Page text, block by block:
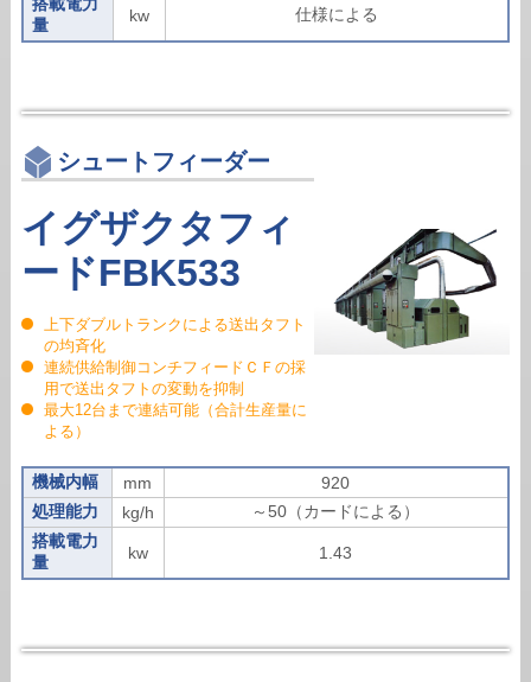
量
kw 仕様による
シュートフィーダー
イグザクタフィ
ードFBK533
上下ダブルトランクによる送出タフト
の均斉化
連続供給制御コンチフィードＣＦの採
用で送出タフトの変動を抑制
最大12台まで連結可能（合計生産量に
よる）
機械内幅 mm
920
処理能力
kg/h
～50（カードによる）
搭載電力
量
kw 1.43